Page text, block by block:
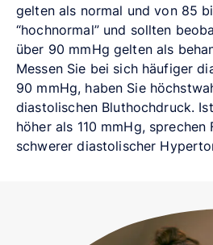
gelten als normal und von 85
“hochnormal” und sollten
über 90 mmHg gelten als
Messen Sie bei sich häufiger
90 mmHg, haben Sie
diastolischen Bluthochdruck.
höher als 110 mmHg,
schwerer diastolischer